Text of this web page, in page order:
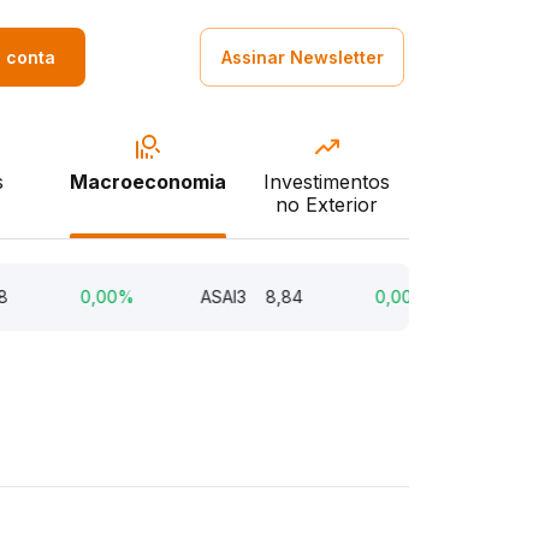
conta Assinar Newsletter
Macroeconomia
Investimentos
no Exterior
0,00% ASAI3 8,84 0,00%